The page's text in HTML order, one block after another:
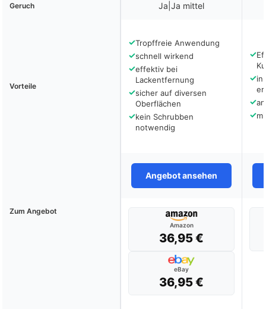
Geruch Ja|Ja mittel
Vorteile
✓Tropffreie Anwendung
✓schnell wirkend
✓effektiv bei
Lackentfernung
✓sicher auf diversen
Oberflächen
✓kein Schrubben
notwendig
✓
✓in
✓
✓
Angebot ansehen
Zum Angebot
Amazon
36,95 €
eBay
36,95 €